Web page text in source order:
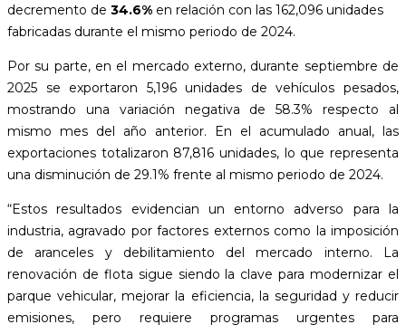
decremento de 34.6% en relación con las 162,096 unidades
fabricadas durante el mismo periodo de 2024.
Por su parte, en el mercado externo, durante septiembre de
2025 se exportaron 5,196 unidades de vehículos pesados,
mostrando una variación negativa de 58.3% respecto al
mismo mes del año anterior. En el acumulado anual, las
exportaciones totalizaron 87,816 unidades, lo que representa
una disminución de 29.1% frente al mismo periodo de 2024.
“Estos resultados evidencian un entorno adverso para la
industria, agravado por factores externos como la imposición
de aranceles y debilitamiento del mercado interno. La
renovación de flota sigue siendo la clave para modernizar el
parque vehicular, mejorar la eficiencia, la seguridad y reducir
emisiones, pero requiere programas urgentes para